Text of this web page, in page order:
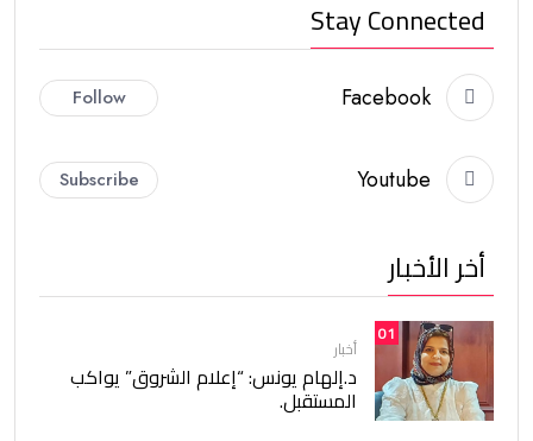
Stay Connected
Facebook
Follow
Youtube
Subscribe
أخر الأخبار
01
أخبار
د.إلهام يونس: “إعلام الشروق” يواكب
المستقبل.